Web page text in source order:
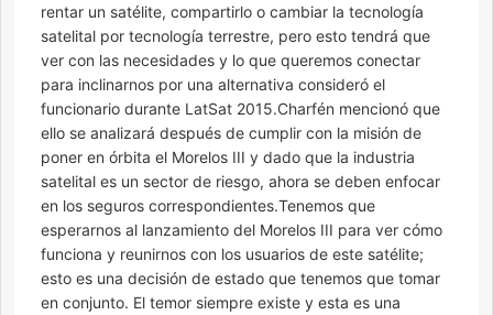
rentar un satélite, compartirlo o cambiar la tecnología
satelital por tecnología terrestre, pero esto tendrá que
ver con las necesidades y lo que queremos conectar
para inclinarnos por una alternativa consideró el
funcionario durante LatSat 2015.Charfén mencionó que
ello se analizará después de cumplir con la misión de
poner en órbita el Morelos III y dado que la industria
satelital es un sector de riesgo, ahora se deben enfocar
en los seguros correspondientes.Tenemos que
esperarnos al lanzamiento del Morelos III para ver cómo
funciona y reunirnos con los usuarios de este satélite;
esto es una decisión de estado que tenemos que tomar
en conjunto. El temor siempre existe y esta es una